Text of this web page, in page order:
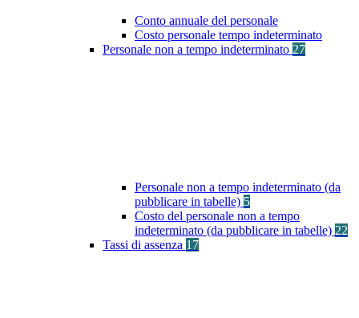
Conto annuale del personale
Costo personale tempo indeterminato
Personale non a tempo indeterminato 27
Personale non a tempo indeterminato (da
pubblicare in tabelle) 5
Costo del personale non a tempo
indeterminato (da pubblicare in tabelle) 22
Tassi di assenza 17